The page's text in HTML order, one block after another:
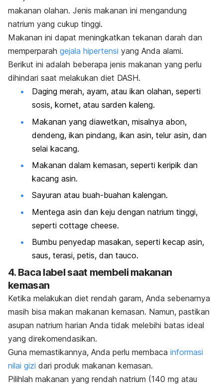
makanan olahan. Jenis makanan ini mengandung
natrium yang cukup tinggi.
Makanan ini dapat meningkatkan tekanan darah dan
memperparah gejala hipertensi yang Anda alami.
Berikut ini adalah beberapa jenis makanan yang perlu
dihindari saat melakukan diet DASH.
Daging merah, ayam, atau ikan olahan, seperti
sosis, kornet, atau sarden kaleng.
Makanan yang diawetkan, misalnya abon,
dendeng, ikan pindang, ikan asin, telur asin, dan
selai kacang.
Makanan dalam kemasan, seperti keripik dan
kacang asin.
Sayuran atau buah-buahan kalengan.
Mentega asin dan keju dengan natrium tinggi,
seperti cottage cheese.
Bumbu penyedap masakan, seperti kecap asin,
saus, terasi, petis, dan tauco.
4. Baca label saat membeli makanan
kemasan
Ketika melakukan diet rendah garam, Anda sebenarnya
masih bisa makan makanan kemasan. Namun, pastikan
asupan natrium harian Anda tidak melebihi batas ideal
yang direkomendasikan.
Guna memastikannya, Anda perlu membaca informasi
nilai gizi dari produk makanan kemasan.
Pilihlah makanan yang rendah natrium (140 mg atau